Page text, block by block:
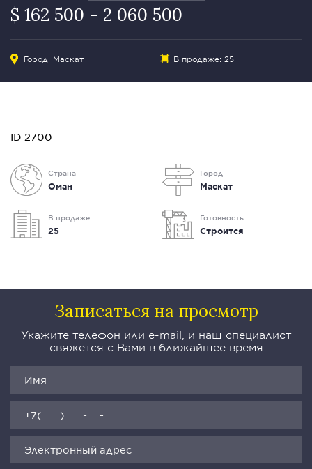
$ 162 500 - 2 060 500
Город: Маскат В продаже: 25
ID 2700
Страна
Оман
Город
Маскат
В продаже
25
Готовность
Строится
Записаться на просмотр
Укажите телефон или e-mail, и наш специалист
свяжется с Вами в ближайшее время